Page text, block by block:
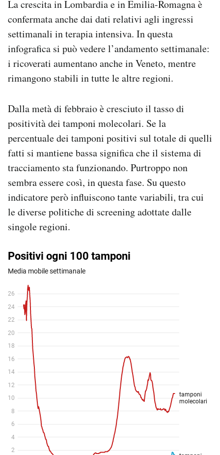
La crescita in Lombardia e in Emilia-Romagna è
confermata anche dai dati relativi agli ingressi
settimanali in terapia intensiva. In questa
infografica si può vedere l’andamento settimanale:
i ricoverati aumentano anche in Veneto, mentre
rimangono stabili in tutte le altre regioni.
Dalla metà di febbraio è cresciuto il tasso di
positività dei tamponi molecolari. Se la
percentuale dei tamponi positivi sul totale di quelli
fatti si mantiene bassa significa che il sistema di
tracciamento sta funzionando. Purtroppo non
sembra essere così, in questa fase. Su questo
indicatore però influiscono tante variabili, tra cui
le diverse politiche di screening adottate dalle
singole regioni.